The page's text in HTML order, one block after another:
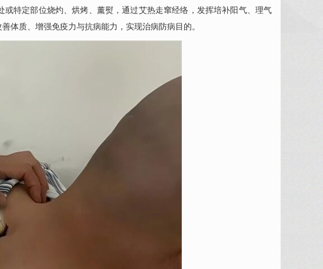
特定部位烧灼、烘烤、薰熨，通过艾热走窜经络，发挥培补阳气、理气
体质、增强免疫力与抗病能力，实现治病防病目的。